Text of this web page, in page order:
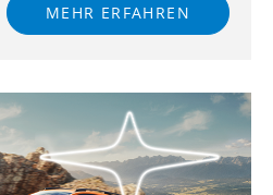
MEHR ERFAHREN